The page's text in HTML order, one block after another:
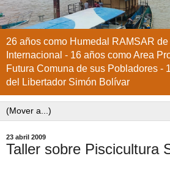
26 años como Humedal RAMSAR
Internacional - 16 años como Area
Futura Comuna de sus Pobladores -
del Libertador Simón Bolívar
23 abril 2009
Taller sobre Piscicultura